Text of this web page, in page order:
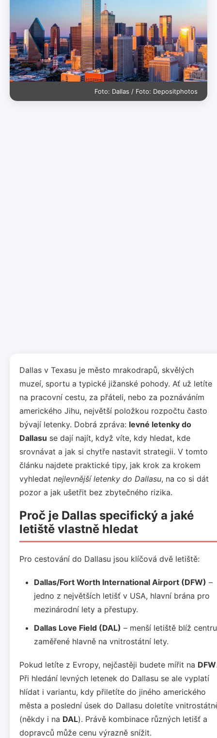
Foto: Dallas / Foto: Depositphotos
Dallas v Texasu je město mrakodrapů, skvělých
muzeí, sportu a typické jižanské pohody. Ať už letíte
na pracovní cestu, za přáteli, nebo za poznáváním
amerického Jihu, největší položkou rozpočtu často
bývají letenky. Dobrá zpráva: levné letenky do
Dallasu se dají najít, když víte, kdy hledat, kde
srovnávat a jak si chytře nastavit strategii. V tomto
článku najdete praktické tipy, jak krok za krokem
vyhledat nejlevnější letenky do Dallasu, na co si dát
pozor a jak ušetřit bez zbytečného rizika.
Proč je Dallas specifický a jaké
letiště vlastně hledat
Pro cestování do Dallasu jsou klíčová dvě letiště:
Dallas/Fort Worth International Airport (DFW) –
jedno z největších letišť v USA, hlavní brána pro
mezinárodní lety a přestupy.
Dallas Love Field (DAL) – menší letiště blíž
zaměřené hlavně na vnitrostátní lety.
Pokud letíte z Evropy, nejčastěji budete mířit na DFW
Při hledání levných letenek do Dallasu se ale vyplatí
hlídat i variantu, kdy přiletíte do jiného amerického
města a poslední úsek do Dallasu doletíte
(někdy i na DAL). Právě kombinace různých letišť a
dopravců může cenu výrazně snížit.